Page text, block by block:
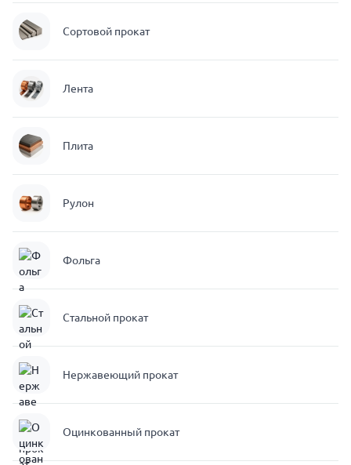
Сортовой прокат
Лента
Плита
Рулон
Фольга
Стальной прокат
Нержавеющий прокат
Оцинкованный прокат